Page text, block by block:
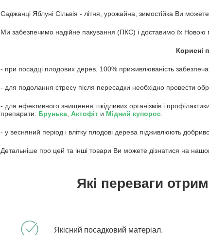
Саджанці Яблуні Сільвія - літня, урожайна, зимостійка Ви
Ми забезпечимо надійне пакування (ПКС) і доставимо їх Новою
Корисні
- при посадці плодових дерев, 100% приживлюваність
- для подолання стресу після пересадки необхідно провести
- для ефективного знищення шкідливих організмів і
препарати: Брунька, Актофіт и Мідний купорос.
- у весняний період і влітку плодові дерева підживлюють
Детальніше про цей та інші товари Ви можете дізнатися на
Які переваги
Якісний посадковий матеріал.